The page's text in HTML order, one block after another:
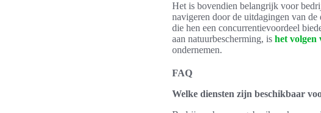
Het is bovendien belangrijk voor
navigeren door de uitdagingen van
die hen een concurrentievoordeel
aan natuurbescherming, is het volgen
ondernemen.
FAQ
Welke diensten zijn beschikbaar